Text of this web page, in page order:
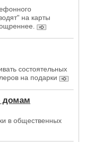
на карты
состоятельных
на подарки
домам
в общественных